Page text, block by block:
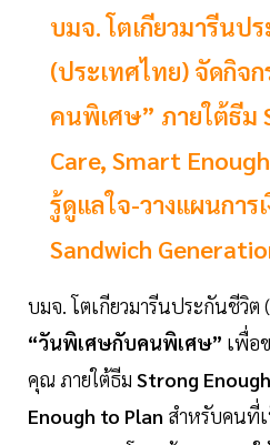
บมจ. โตเกียวมารีนป
(ประเทศไทย) จัดกิจ
คนพิเศษ” ภายใต้ธีม
Care, Smart
รู้ดูแลใจ-วางแผนการ
Sandwich
บมจ. โตเกียวมารีนประกันชีวิต
“วันพิเศษกับคนพิเศษ” เพื่อ
คุณ ภายใต้ธีม Strong
Enough to Plan สำหรับคนที่